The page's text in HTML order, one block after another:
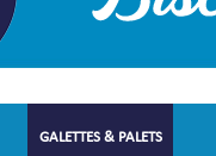
GALETTES & PALETS